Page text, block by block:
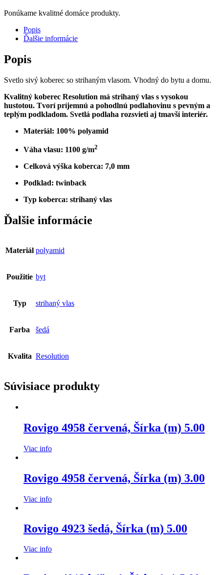
Ponúkame kvalitné domáce produkty.
Popis
Ďalšie informácie
Popis
Svetlo sivý koberec so strihaným vlasom. Vhodný do bytu a domu.
Kvalitný koberec Resolution má strihaný vlas s vysokou
hustotou. Tvorí príjemnú a pohodlnú podlahovinu s pevným a
teplým podkladom. Svetlá podlaha rozsvieti aj tmavší interiér.
Materiál: 100% polyamid
Váha vlasu: 1100 g/m2
Celková výška koberca: 7,0 mm
Podklad: twinback
Typ koberca: strihaný vlas
Ďalšie informácie
Materiál polyamid
Použitie byt
Typ strihaný vlas
Farba šedá
Kvalita Resolution
Súvisiace produkty
Rovigo 4958 červená, Šírka (m) 5.00
Viac info
Rovigo 4958 červená, Šírka (m) 3.00
Viac info
Rovigo 4923 šedá, Šírka (m) 5.00
Viac info